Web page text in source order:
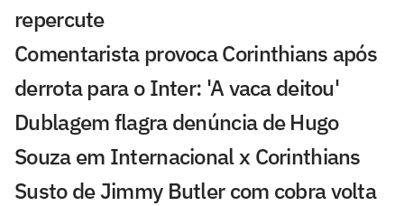
repercute
Comentarista provoca Corinthians após
derrota para o Inter: 'A vaca deitou'
Dublagem flagra denúncia de Hugo
Souza em Internacional x Corinthians
Susto de Jimmy Butler com cobra volta